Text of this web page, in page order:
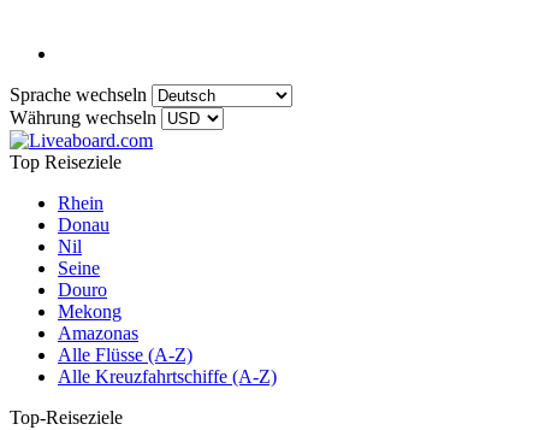
Sprache wechseln
Währung wechseln
Top Reiseziele
Rhein
Donau
Nil
Seine
Douro
Mekong
Amazonas
Alle Flüsse (A-Z)
Alle Kreuzfahrtschiffe (A-Z)
Top-Reiseziele